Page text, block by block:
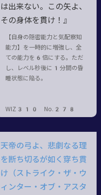
は出来ない。この矢よ、
その身体を貫け！』
【自身の隠密能力と気配察知
能力】を一時的に増強し、全
ての能力を6倍にする。ただ
し、レベル秒後に1分間の昏
睡状態に陥る。
WIZ310 No.278
天帝の弓よ、悲劇なる理
を断ち切るが如く穿ち貫
け（ストライク・ザ・ウ
ィンター・オブ・アスタ